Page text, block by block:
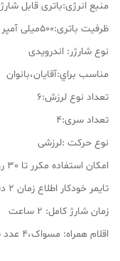
منبع انرژی:باتری قابل شارژ
ظرفیت باتری:500میلی آمپر
نوع شارژر: اندرویدی
مناسب براي:آقايان،بانوان
تعداد نوع لرزش:6
تعداد سری:4
نوع حرکت :لرزشی
امکان استفاده مکرر تا 30 روز
تایمر خودکار اطلاع زمان 2 دقیقه و 30 ثانیه
زمان شارژ کامل: 2 ساعت
اقلام همراه: مسواک،4 عدد سری،کابل شارژ،دفترچه راهنما